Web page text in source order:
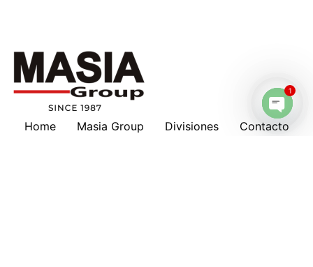
Home Masia Group Divisiones
ContactoOpen
1